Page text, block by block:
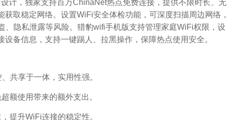
计，独家支持百万ChinaNet热点免费连接，提供不限时长、无
取稳定网络。设置WiFi安全体检功能，可深度扫描周边网络，
、隐私泄露等风险。猎豹wifi手机版支持管理家庭WiFi权限，设
备信息，支持一键踢人、拉黑操作，保障热点使用安全。
共享于一体，实用性强。
额使用带来的额外支出。
提升WiFi连接的稳定性。